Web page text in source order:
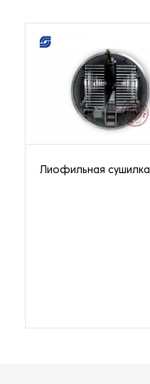
Лиофильная сушилка